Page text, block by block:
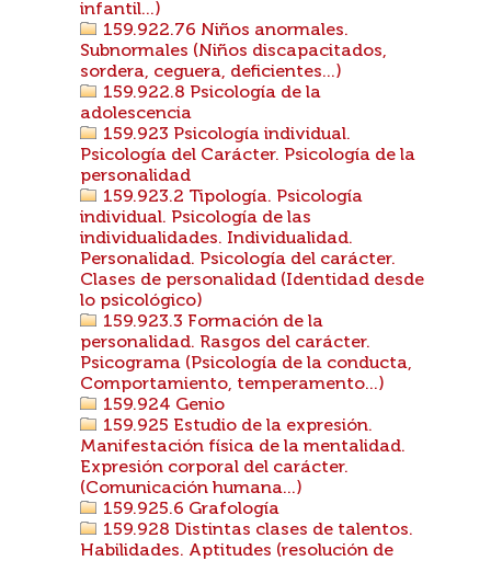
infantil...)
159.922.76 Niños anormales.
Subnormales (Niños discapacitados,
sordera, ceguera, deficientes...)
159.922.8 Psicología de la
adolescencia
159.923 Psicología individual.
Psicología del Carácter. Psicología de la
personalidad
159.923.2 Tipología. Psicología
individual. Psicología de las
individualidades. Individualidad.
Personalidad. Psicología del carácter.
Clases de personalidad (Identidad desde
lo psicológico)
159.923.3 Formación de la
personalidad. Rasgos del carácter.
Psicograma (Psicología de la conducta,
Comportamiento, temperamento...)
159.924 Genio
159.925 Estudio de la expresión.
Manifestación física de la mentalidad.
Expresión corporal del carácter.
(Comunicación humana...)
159.925.6 Grafología
159.928 Distintas clases de talentos.
Habilidades. Aptitudes (resolución de